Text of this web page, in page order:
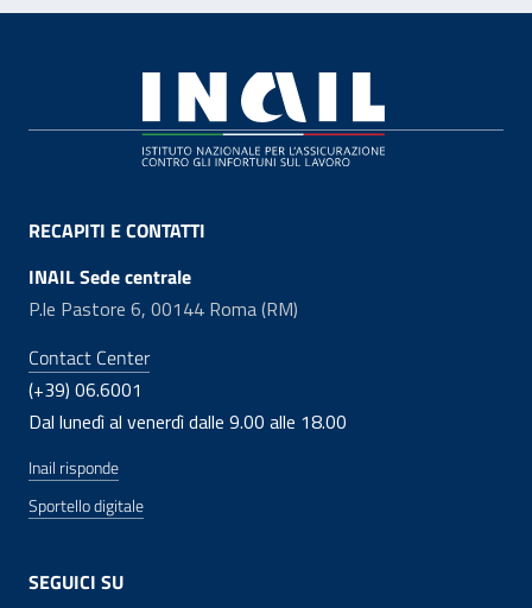
RECAPITI E CONTATTI
INAIL Sede centrale
P.le Pastore 6, 00144 Roma (RM)
Contact Center
(+39) 06.6001
Dal lunedì al venerdì dalle 9.00 alle 18.00
Inail risponde
Sportello digitale
SEGUICI SU